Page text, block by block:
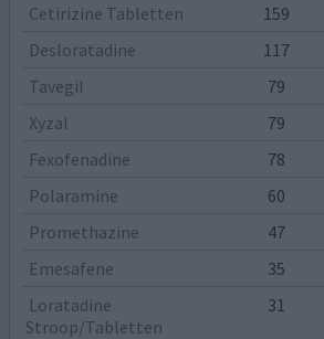
Cetirizine Tabletten
159
Desloratadine
117
Tavegil
79
Xyzal
79
Fexofenadine
78
Polaramine
60
Promethazine
47
Emesafene
35
Loratadine
Stroop/Tabletten
31